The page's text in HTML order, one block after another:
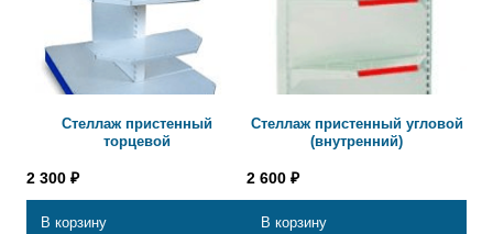
Стеллаж пристенный
торцевой
2 300 ₽
В корзину
Стеллаж пристенный угловой
(внутренний)
2 600 ₽
В корзину